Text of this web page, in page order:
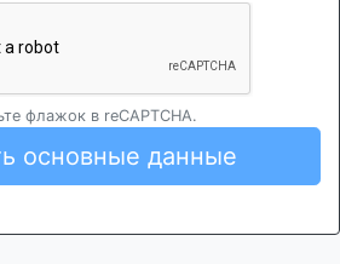
флажок в reCAPTCHA.
основные данные